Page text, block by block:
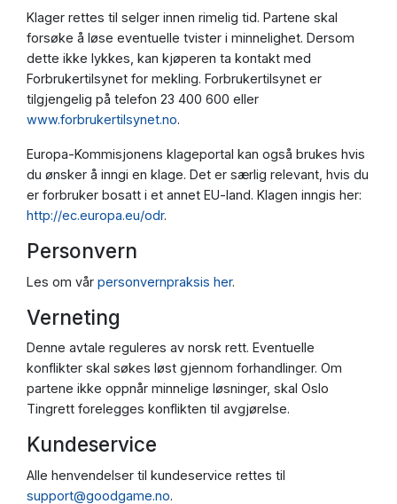
Klager rettes til selger innen rimelig tid. Partene skal
forsøke å løse eventuelle tvister i minnelighet. Dersom
dette ikke lykkes, kan kjøperen ta kontakt med
Forbrukertilsynet for mekling. Forbrukertilsynet er
tilgjengelig på telefon 23 400 600 eller
www.forbrukertilsynet.no.
Europa-Kommisjonens klageportal kan også brukes hvis
du ønsker å inngi en klage. Det er særlig relevant, hvis du
er forbruker bosatt i et annet EU-land. Klagen inngis her:
http://ec.europa.eu/odr.
Personvern
Les om vår personvernpraksis her.
Verneting
Denne avtale reguleres av norsk rett. Eventuelle
konflikter skal søkes løst gjennom forhandlinger. Om
partene ikke oppnår minnelige løsninger, skal Oslo
Tingrett forelegges konflikten til avgjørelse.
Kundeservice
Alle henvendelser til kundeservice rettes til
support@goodgame.no.